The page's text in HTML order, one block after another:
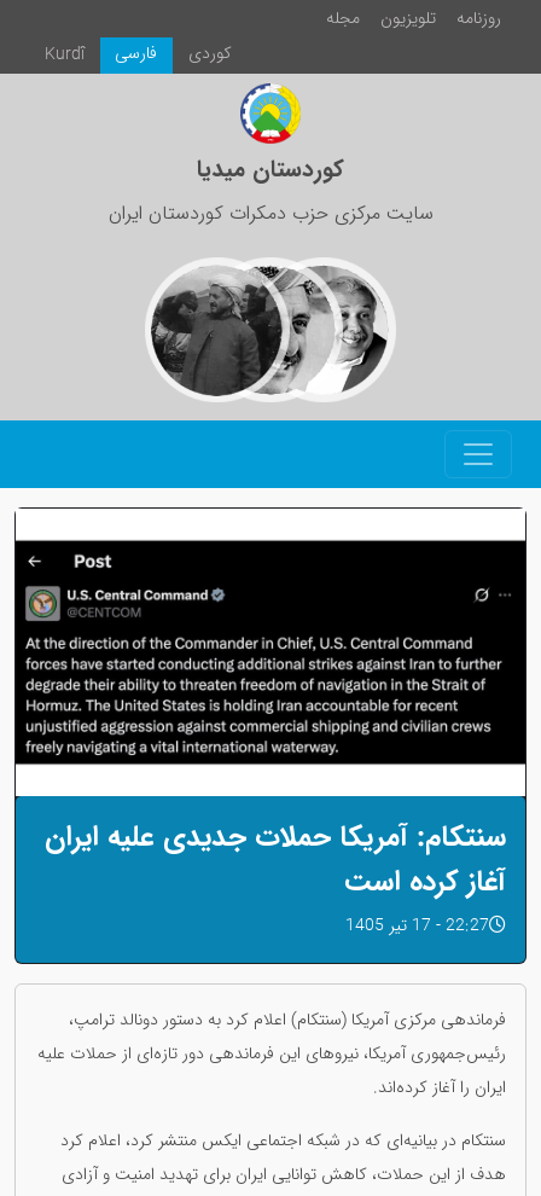
روزنامە تلویزیون
مجلە
Kurdî
فارسی كوردی
کوردستان میدیا
سایت مرکزی حزب دمکرات کوردستان ایران
سنتکام: آمریکا حملات جدیدی علیه ایران
آغاز کرده است
22:27 - 17 تیر 1405
فرماندهی مرکزی آمریکا (سنتکام) اعلام کرد به دستور دونالد ترامپ،
رئیس‌جمهوری آمریکا، نیروهای این فرماندهی دور تازه‌ای از حملات علیه
ایران را آغاز کرده‌اند.
سنتکام در بیانیه‌ای که در شبکه اجتماعی ایکس منتشر کرد، اعلام کرد
هدف از این حملات، کاهش توانایی ایران برای تهدید امنیت و آزادی